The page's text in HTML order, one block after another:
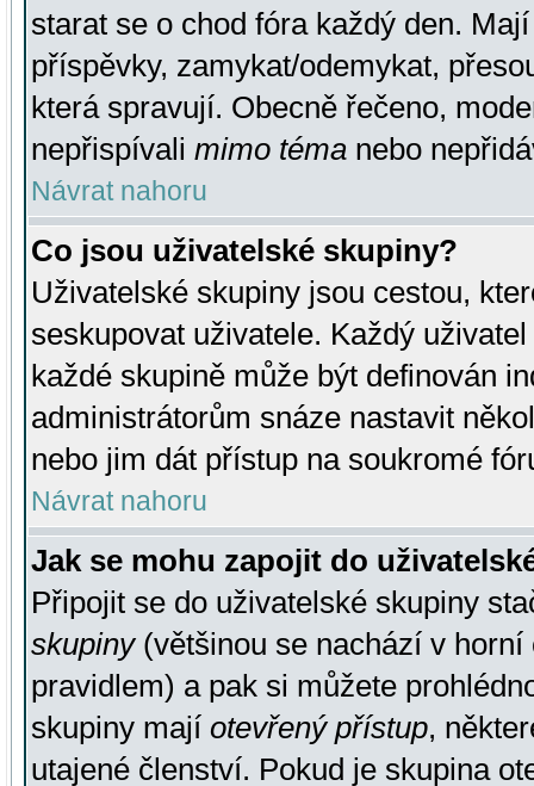
starat se o chod fóra každý den.
příspěvky, zamykat/odemykat,
která spravují. Obecně řečeno,
nepřispívali mimo téma nebo
Návrat nahoru
Co jsou uživatelské skupiny?
Uživatelské skupiny jsou cestou,
seskupovat uživatele. Každý
každé skupině může být definován
administrátorům snáze nastavit
nebo jim dát přístup na soukromé
Návrat nahoru
Jak se mohu zapojit do
Připojit se do uživatelské skupiny
skupiny(většinou se nachází v horní
pravidlem) a pak si můžete
skupiny mají otevřený přístup,
utajené členství. Pokud je skupina